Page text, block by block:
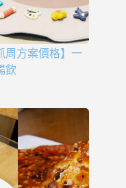
周方案價格】一
飲